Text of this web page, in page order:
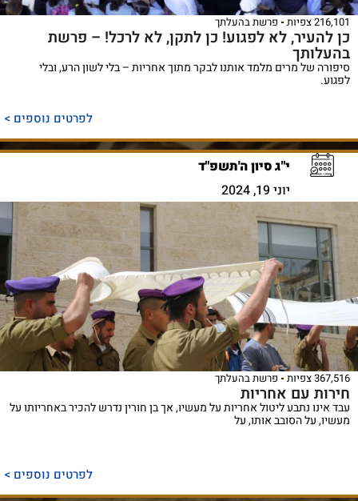
216,101 צפיות פרשת בהעלתך
כן להעיר, לא לפגוע! כן לתקן, לא לרכל! – פרשת
בהעלותך
סיפורה של מרים מלמד אותנו לבקר מתוך אחריות – בלי לשון הרע, ובלי
לפגוע.
לפרטים נוספים >
י"ג סיון ה'תשפ"ד
יוני 19, 2024
367,516 צפיות פרשת בהעלתך
חירות עם אחריות
עבד אינו נתבע ליטול אחריות על מעשיו, אך בן חורין נדרש להכיר באחריותו על
מעשיו, על הסובב אותו, על
לפרטים נוספים >